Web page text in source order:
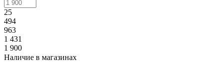
25
494
963
1 431
1 900
Наличие в магазинах